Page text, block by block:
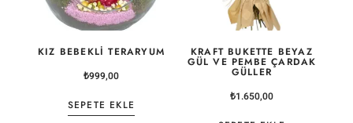
KIZ BEBEKLI TERARYUM
₺999,00
SEPETE EKLE
KRAFT BUKETTE BEYAZ
GÜL VE PEMBE ÇARDAK
GÜLLER
₺1.650,00